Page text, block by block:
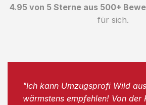
4.95 von 5 Sterne aus 500+
für sich.
"Ich kann Umzugsprofi Wild
wärmstens empfehlen! Von der